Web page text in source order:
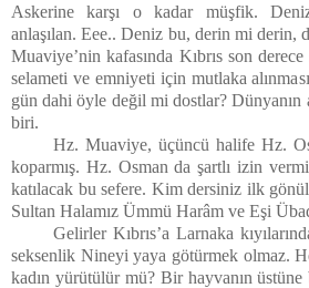
Askerine karşı o kadar müşfik.
anlaşılan. Eee.. Deniz bu, derin mi derin,
Muaviye’nin kafasında Kıbrıs son
selameti ve emniyeti için mutlaka
gün dahi öyle değil mi dostlar? Dünyanın
biri.
Hz. Muaviye, üçüncü halife Hz.
koparmış. Hz. Osman da şartlı izin
katılacak bu sefere. Kim dersiniz ilk
Sultan Halamız Ümmü Harâm ve Eşi
Gelirler Kıbrıs’a Larnaka
seksenlik Nineyi yaya götürmek olmaz.
kadın yürütülür mü? Bir hayvanın